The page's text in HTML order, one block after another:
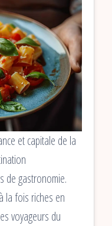
et capitale de la
de gastronomie.
la fois riches en
voyageurs du